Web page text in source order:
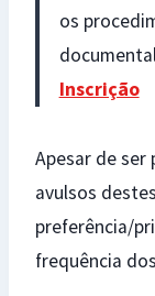
os
Inscrição
Apesar de ser
avulsos
preferência/
frequência